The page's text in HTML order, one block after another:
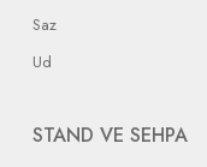
Saz
Ud
STAND VE SEHPA